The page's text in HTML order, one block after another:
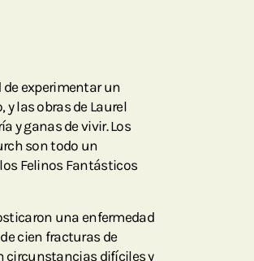
experimentar un
las obras de Laurel
y ganas de vivir. Los
son todo un
Felinos Fantásticos
una enfermedad
cien fracturas de
circunstancias difíciles y